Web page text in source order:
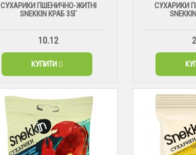
СУХАРИКИ ПШЕНИЧНО-ЖИТНІ
SNEKKIN КРАБ 35Г
10.12
КУПИТИ
СУХАРИКИ